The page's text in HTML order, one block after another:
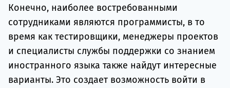
Конечно, наиболее востребованными
сотрудниками являются программисты, в то
время как тестировщики, менеджеры проектов
и специалисты службы поддержки со знанием
иностранного языка также найдут интересные
варианты. Это создает возможность войти в